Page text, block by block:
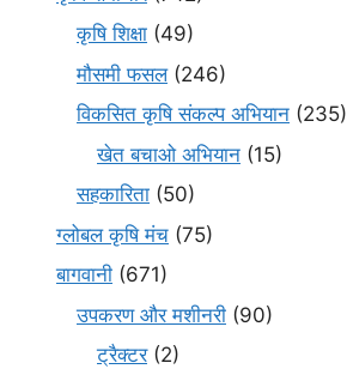
कृषि शिक्षा (49)
मौसमी फसल(246)
विकसित कृषि संकल्प अभियान (235)
खेत बचाओ अभियान (15)
सहकारिता (50)
ग्लोबल कृषि मंच (75)
बागवानी (671)
उपकरण और मशीनरी (90)
ट्रैक्टर(2)